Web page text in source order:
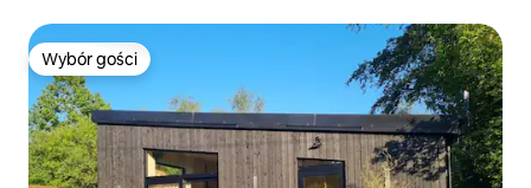
Wybór gości
Wybór gości